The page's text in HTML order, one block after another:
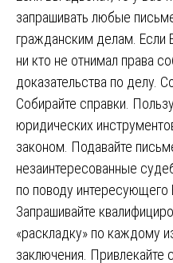
запрашивать любые
гражданским делам. Если
ни кто не отнимал права
доказательства по делу.
Собирайте справки.
юридических
законом. Подавайте
незаинтересованные
по поводу интересующего
Запрашивайте
«раскладку» по каждому
заключения. Привлекайте